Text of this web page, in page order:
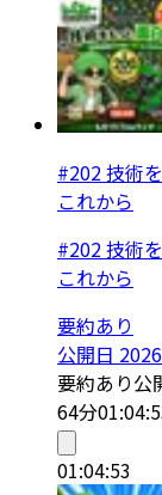
#202 技術
これから
#202 技術
これから
要約あり
公開日
要約あり公
64分
01:04:53